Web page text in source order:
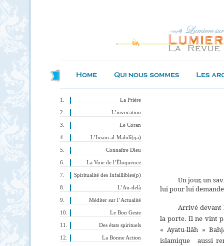
La Prière
L’invocation
Le Coran
L’Imam al-Mahdî(qa)
Connaître Dieu
La Voie de l’Éloquence
Spiritualité des Infaillibles(p)
L’Au-delà
Méditer sur l’Actualité
Le Bon Geste
Des états spirituels
La Bonne Action
Un jour, un
lui pour lui
Arrivé devant
la porte. Il ne vint
« Ayatu-llâh »
islamique
aussi